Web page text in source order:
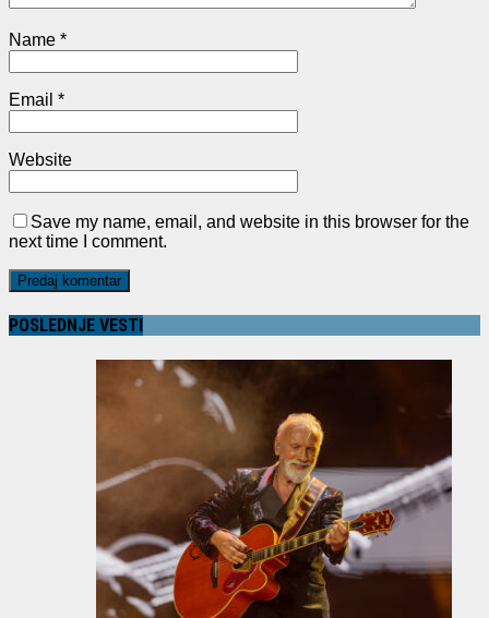
Name *
Email *
Website
Save my name, email, and website in this browser for the
next time I comment.
POSLEDNJE VESTI